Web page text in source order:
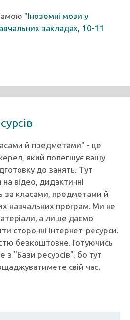
"Іноземні мови у
закладах, 10-11
й предметами" - це
який полегшує вашу
до занять. Тут
на відео, дидактичні
за класами, предметами й
навчальних програм. Ми не
а лише даємо
сторонні Інтернет-ресурси.
безкоштовне. Готуючись
з "Бази ресурсів", бо тут
свій час.